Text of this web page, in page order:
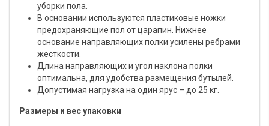
уборки пола.
В основании используются пластиковые ножки
предохраняющие пол от царапин. Нижнее
основание направляющих полки усилены ребрами
жесткости.
Длина направляющих и угол наклона полки
оптимальна, для удобства размещения бутылей.
Допустимая нагрузка на один ярус – до 25 кг.
Размеры и вес упаковки